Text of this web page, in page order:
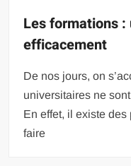
Les formations :
efficacement
De nos jours, on
universitaires ne
En effet, il existe
faire